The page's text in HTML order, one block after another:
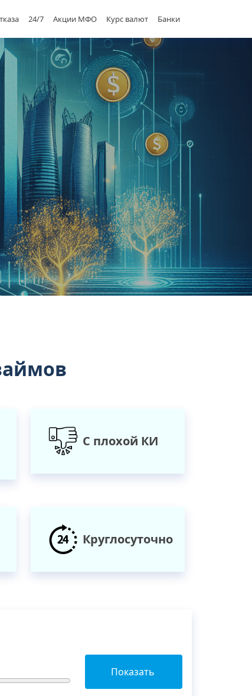
24/7 Акции МФО Курс валют Банки
С плохой КИ
Круглосуточно
Показать